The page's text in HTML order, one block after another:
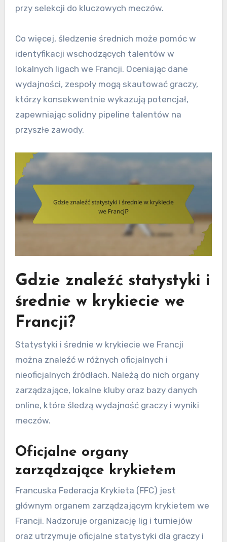
przy selekcji do kluczowych meczów.
Co więcej, śledzenie średnich może pomóc w
identyfikacji wschodzących talentów w
lokalnych ligach we Francji. Oceniając dane
wydajności, zespoły mogą skautować graczy,
którzy konsekwentnie wykazują potencjał,
zapewniając solidny pipeline talentów na
przyszłe zawody.
Gdzie znaleźć statystyki i
średnie w krykiecie we
Francji?
Statystyki i średnie w krykiecie we Francji
można znaleźć w różnych oficjalnych i
nieoficjalnych źródłach. Należą do nich organy
zarządzające, lokalne kluby oraz bazy danych
online, które śledzą wydajność graczy i wyniki
meczów.
Oficjalne organy
zarządzające krykietem
Francuska Federacja Krykieta (FFC) jest
głównym organem zarządzającym krykietem we
Francji. Nadzoruje organizację lig i turniejów
oraz utrzymuje oficjalne statystyki dla graczy i